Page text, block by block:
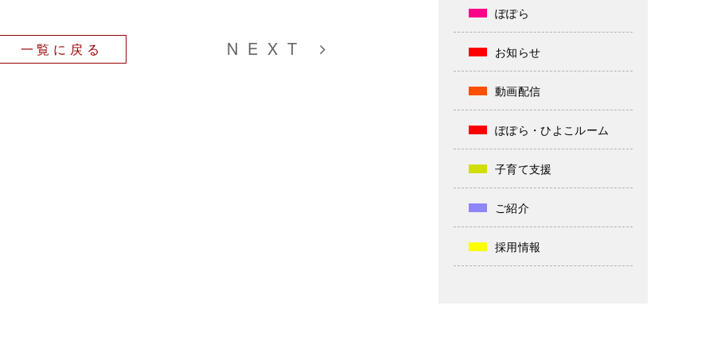
一覧に戻る NEXT
ぽぽら
お知らせ
動画配信
ぽぽら・ひよこルーム
子育て支援
ご紹介
採用情報